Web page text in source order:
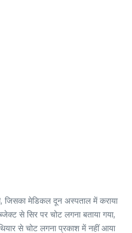
जिसका मेडिकल दून अस्पताल में कराया
से सिर पर चोट लगना बताया गया,
से चोट लगना प्रकाश में नहीं आया